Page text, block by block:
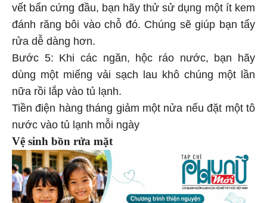
vết bẩn cứng đầu, bạn hãy thử sử dụng một ít kem
đánh răng bôi vào chỗ đó. Chúng sẽ giúp bạn tẩy
rửa dễ dàng hơn.
Bước 5: Khi các ngăn, hộc ráo nước, bạn hãy
dùng một miếng vải sạch lau khô chúng một lần
nữa rồi lắp vào tủ lạnh.
Tiền điện hàng tháng giảm một nửa nếu đặt một tô
nước vào tủ lạnh mỗi ngày
Vệ sinh bồn rửa mặt